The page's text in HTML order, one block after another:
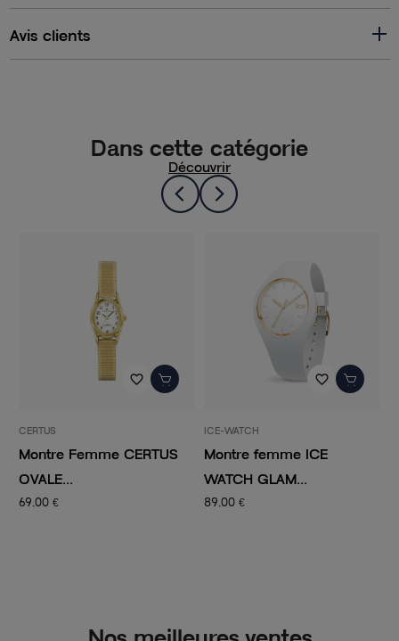
Avis clients
Dans cette catégorie
Découvrir
favorite_border
CERTUS
Montre Femme CERTUS
OVALE...
69,00 €
favorite_border
ICE-WATCH
Montre femme ICE
WATCH GLAM...
89,00 €